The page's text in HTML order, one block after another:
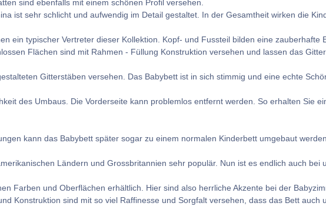
sind ebenfalls mit einem schönen Profil versehen.
ist sehr schlicht und aufwendig im Detail gestaltet. In der Gesamtheit wirken die
ein typischer Vertreter dieser Kollektion. Kopf- und Fussteil bilden eine
Flächen sind mit Rahmen - Füllung Konstruktion versehen und lassen das
Gitterstäben versehen. Das Babybett ist in sich stimmig und eine echte
des Umbaus. Die Vorderseite kann problemlos entfernt werden. So erhalten Sie
kann das Babybett später sogar zu einem normalen Kinderbett umgebaut
Ländern und Grossbritannien sehr populär. Nun ist es endlich auch bei
Farben und Oberflächen erhältlich. Hier sind also herrliche Akzente bei der
Konstruktion sind mit so viel Raffinesse und Sorgfalt versehen, dass das Bett